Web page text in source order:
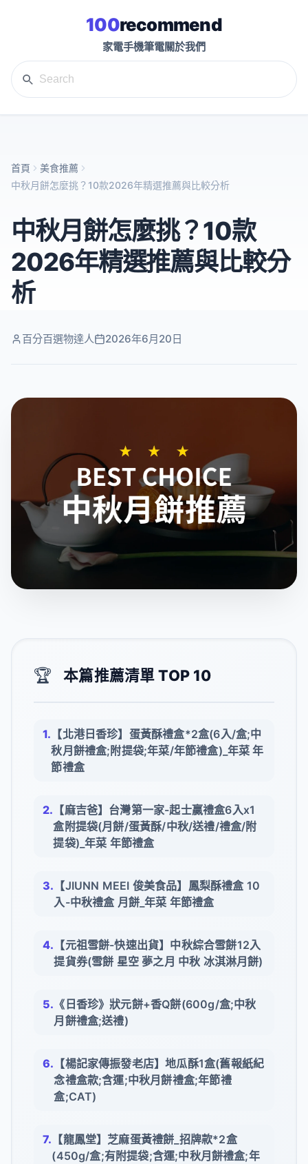
100recommend
家電手機筆電關於我們
首頁
美食推薦
中秋月餅怎麼挑？10款2026年精選推薦與比較分析
中秋月餅怎麼挑？10款
2026年精選推薦與比較分
析
百分百選物達人 2026年6月20日
🏆 本篇推薦清單 TOP 10
【北港日香珍】蛋黃酥禮盒*2盒(6入/盒;中
秋月餅禮盒;附提袋;年菜/年節禮盒)_年菜 年
節禮盒
【麻吉爸】台灣第一家-起士贏禮盒6入x1
盒附提袋(月餅/蛋黃酥/中秋/送禮/禮盒/附
提袋)_年菜 年節禮盒
【JIUNN MEEI 俊美食品】鳳梨酥禮盒 10
入-中秋禮盒 月餅_年菜 年節禮盒
【元祖雪餅-快速出貨】中秋綜合雪餅12入
提貨券(雪餅 星空 夢之月 中秋 冰淇淋月餅)
《日香珍》狀元餅+香Q餅(600g/盒;中秋
月餅禮盒;送禮)
【楊記家傳振發老店】地瓜酥1盒(舊報紙紀
念禮盒款;含運;中秋月餅禮盒;年節禮
盒;CAT)
【龍鳳堂】芝麻蛋黃禮餅_招牌款*2盒
(450g/盒;有附提袋;含運;中秋月餅禮盒;年